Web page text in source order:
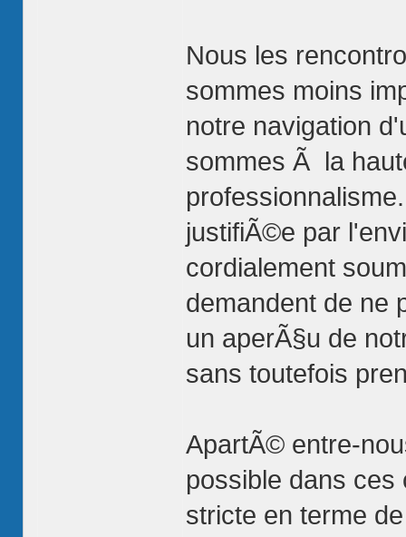
Nous les
sommes moins
notre navigation
sommes Ã la
justifiÃ©e par
cordialement
demandent de ne
un aperÃ§u de
sans toutefois
ApartÃ© entre-
possible dans ces
stricte en terme